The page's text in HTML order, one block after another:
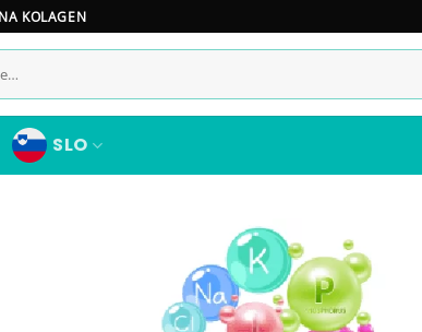
KOLAGEN
SLO
Add to
wishlist